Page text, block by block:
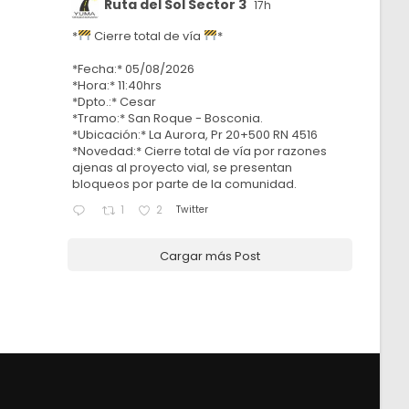
Ruta del Sol Sector 3 17h
* Cierre total de vía
*
*Fecha:* 05/08/2026
*Hora:* 11:40hrs
*Dpto.:* Cesar
*Tramo:* San Roque - Bosconia.
*Ubicación:* La Aurora, Pr 20+500 RN 4516
*Novedad:* Cierre total de vía por razones
ajenas al proyecto vial, se presentan
bloqueos por parte de la comunidad.
1 2 Twitter
Cargar más Post